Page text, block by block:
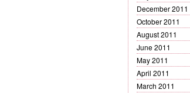
December 2011
October 2011
August 2011
June 2011
May 2011
April 2011
March 2011